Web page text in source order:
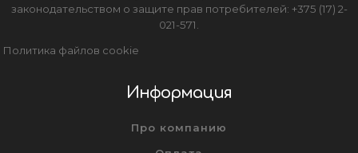
законодательством о защите прав потребителей: +375 (17) 2-
021-571.
Политика файлов cookie
Информация
Про компанию